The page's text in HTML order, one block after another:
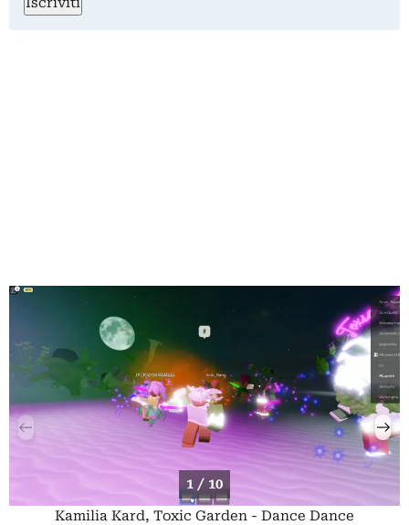
1 / 10
Kamilia Kard, Toxic Garden - Dance Dance